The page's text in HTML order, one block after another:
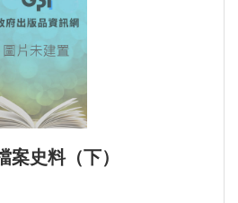
案史料（下）